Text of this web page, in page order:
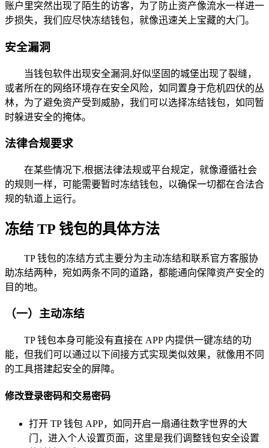
账户里突然出现了陌生的访客，为了防止资产像流水一样进一
步损失，我们应尽快冻结钱包，就像迅速关上宝藏的大门。
安全漏洞
当钱包软件出现安全漏洞,好似坚固的城堡出现了裂缝，
或者所在的网络环境存在安全风险，如同置身于危机四伏的丛
林，为了避免资产受到威胁，我们可以选择冻结钱包，如同暂
时躲进安全的掩体。
法律合规要求
在某些情况下,根据法律法规或平台规定，就像遵循社会
的规则一样，可能需要暂时冻结钱包，以确保一切都在合法合
规的轨道上运行。
冻结 TP 钱包的具体方法
TP 钱包的冻结方式主要分为主动冻结和联系官方客服协
助冻结两种，宛如两条不同的道路，都能通向保障资产安全的
目的地。
（一）主动冻结
TP 钱包本身可能没有直接在 APP 内提供一键冻结的功
能，但我们可以通过以下间接方式实现类似效果，就像用不同
的工具搭建起安全的屏障。
修改登录密码和交易密码
打开 TP 钱包 APP，如同开启一扇通往数字世界的大
门，进入个人设置页面，这里是我们调整钱包安全设置